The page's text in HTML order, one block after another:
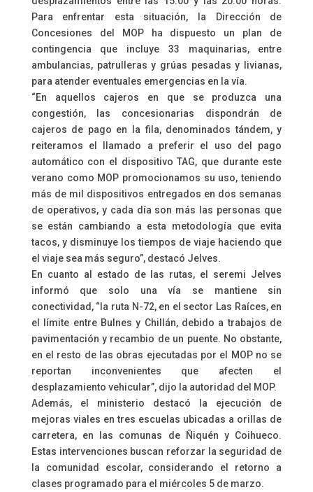
Para enfrentar esta situación, la Dirección de
Concesiones del MOP ha dispuesto un plan de
contingencia que incluye 33 maquinarias, entre
ambulancias, patrulleras y grúas pesadas y livianas,
para atender eventuales emergencias en la vía.
“En aquellos cajeros en que se produzca una
congestión, las concesionarias dispondrán de
cajeros de pago en la fila, denominados tándem, y
reiteramos el llamado a preferir el uso del pago
automático con el dispositivo TAG, que durante este
verano como MOP promocionamos su uso, teniendo
más de mil dispositivos entregados en dos semanas
de operativos, y cada día son más las personas que
se están cambiando a esta metodología que evita
tacos, y disminuye los tiempos de viaje haciendo que
el viaje sea más seguro”, destacó Jelves.
En cuanto al estado de las rutas, el seremi Jelves
informó que solo una vía se mantiene sin
conectividad, “la ruta N-72, en el sector Las Raíces, en
el límite entre Bulnes y Chillán, debido a trabajos de
pavimentación y recambio de un puente. No obstante,
en el resto de las obras ejecutadas por el MOP no se
reportan inconvenientes que afecten el
desplazamiento vehicular”, dijo la autoridad del MOP.
Además, el ministerio destacó la ejecución de
mejoras viales en tres escuelas ubicadas a orillas de
carretera, en las comunas de Ñiquén y Coihueco.
Estas intervenciones buscan reforzar la seguridad de
la comunidad escolar, considerando el retorno a
clases programado para el miércoles 5 de marzo.